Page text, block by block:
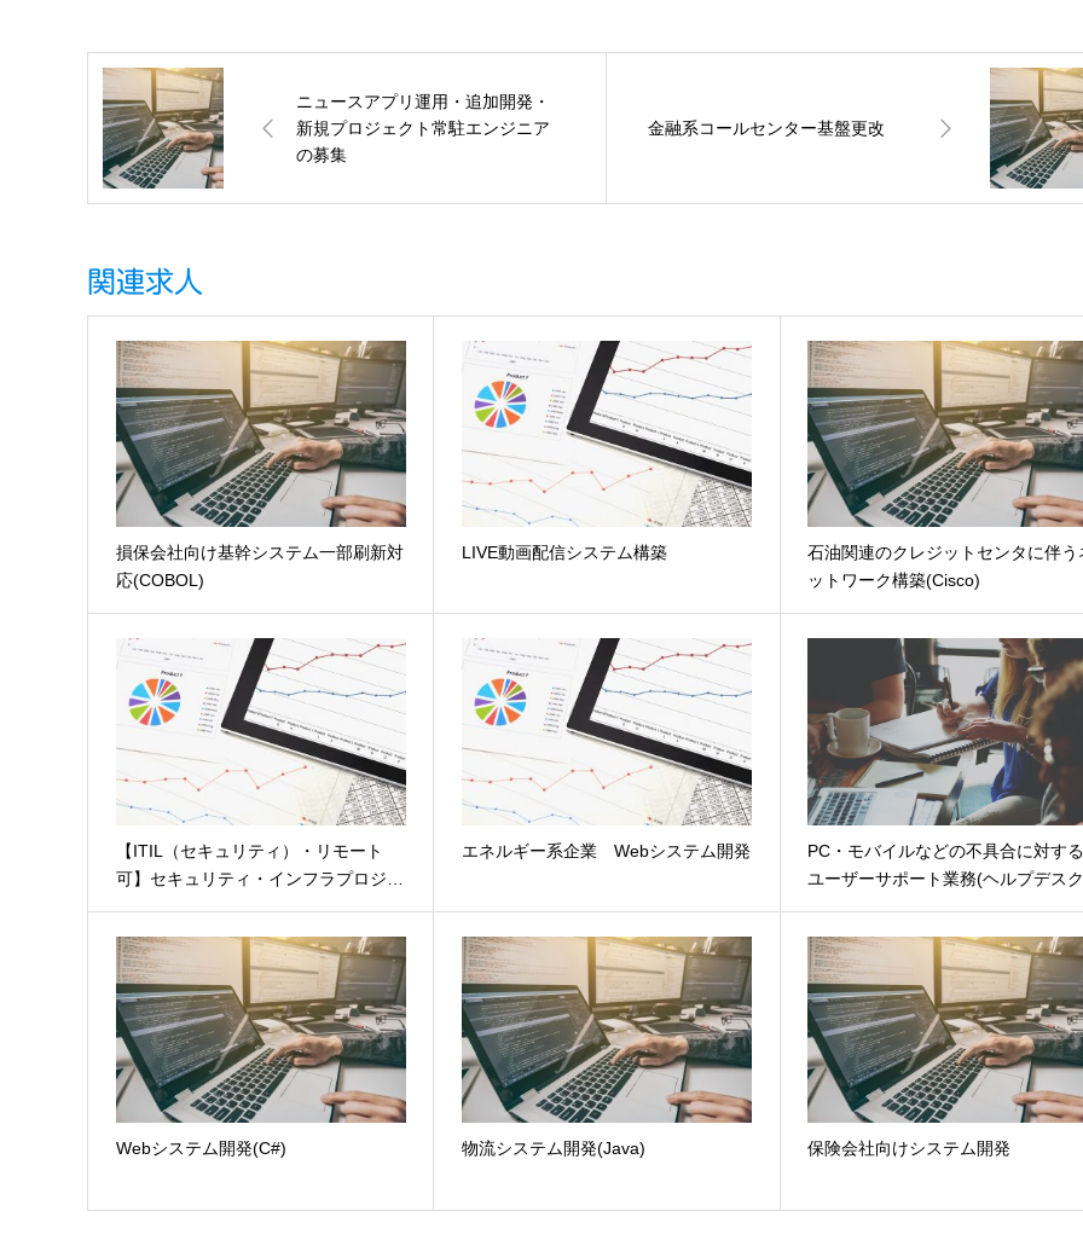
ニュースアプリ運用・追加開発・
新規プロジェクト常駐エンジニア
の募集
金融系コールセンター基盤更改
関連求人
損保会社向け基幹システム一部刷新対
応(COBOL)
LIVE動画配信システム構築
石油関連のクレジットセンタに伴う
ットワーク構築(Cisco)
【ITIL（セキュリティ）・リモート
可】セキュリティ・インフラプロジ…
エネルギー系企業 Webシステム開発
PC・モバイルなどの不具合に対す
ユーザーサポート業務(ヘルプデス
Webシステム開発(C#) 物流システム開発(Java) 保険会社向けシステム開発